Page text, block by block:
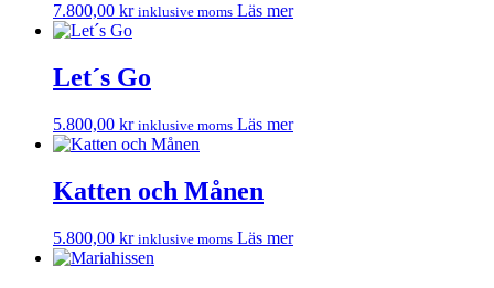
7.800,00 kr inklusive moms Läs mer
Let´s Go
5.800,00 kr inklusive moms Läs mer
Katten och Månen
5.800,00 kr inklusive moms Läs mer